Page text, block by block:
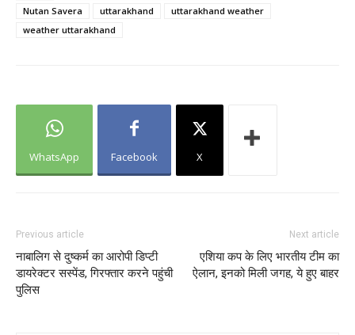
Nutan Savera
uttarakhand
uttarakhand weather
weather uttarakhand
WhatsApp Facebook X
Previous article
नाबालिग से दुष्कर्म का आरोपी डिप्टी
डायरेक्टर सस्पेंड, गिरफ्तार करने पहुंची
पुलिस
Next article
एशिया कप के लिए भारतीय टीम का
ऐलान, इनको मिली जगह, ये हुए बाहर